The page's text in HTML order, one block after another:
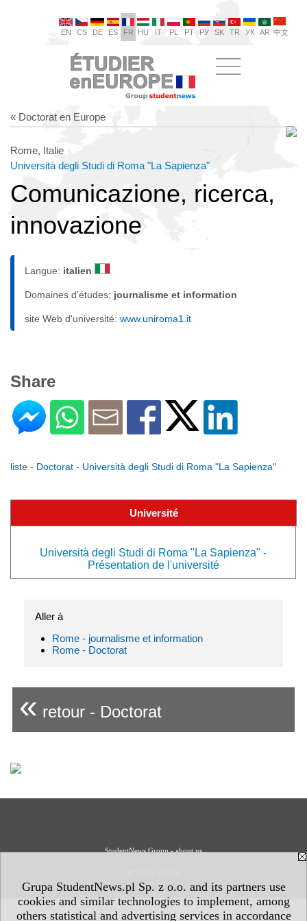
Grupa StudentNews.pl Sp. z o.o. and its partners use
cookies and similar technologies to implement, among
others statistical and advertising services in accordance
EN CS DE ES FR HU IT PL PT РУ SK TR УК AR 中文
« Doctorat en Europe
Rome, Italie
Università degli Studi di Roma "La Sapienza"
Comunicazione, ricerca,
innovazione
Langue: italien
Domaines d'études: journalisme et information
site Web d'université: www.uniroma1.it
Share
liste - Doctorat - Università degli Studi di Roma "La Sapienza"
Université
Università degli Studi di Roma "La Sapienza" -
Présentation de l'université
Aller à
Rome - journalisme et information
Rome - Doctorat
« retour - Doctorat
StudentNews Group - about us